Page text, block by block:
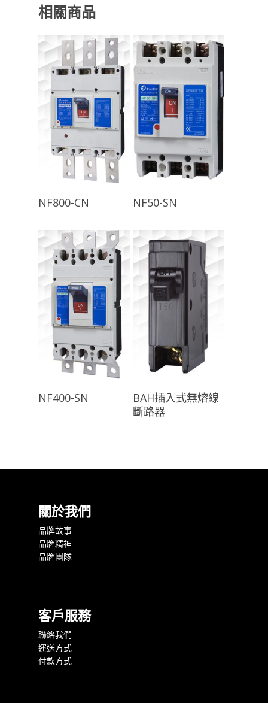
相關商品
NF800-CN NF50-SN
NF400-SN 查看內容
BAH插入式無熔線
斷路器
關於我們
品牌故事
品牌精神
品牌團隊
客戶服務
聯絡我們
運送方式
付款方式